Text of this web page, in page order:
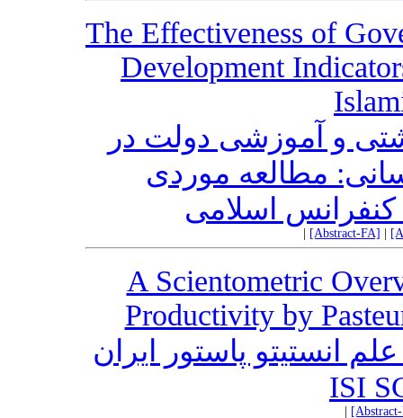
The Effectiveness of
Development
و آموزشی دولت در
مطالعه موردی
اسلامی
[Abstract-FA]
A Scientometric
Productivity by
سال تولید علم انستیتو پاستور ایران